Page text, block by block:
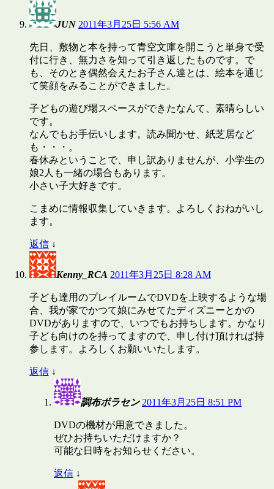
JUN 2011年3月25日 5:56 AM
先日、敷物と本を持って青空文庫を開こうと単身で受
付に行き、無力さを知って引き返したものです。で
も、そのとき偶然会えたお子さん達とは、絵本を通じ
て笑顔をみることができました。
子どもの遊び場スペースができたなんて、素晴らしい
です。
なんでもお手伝いします。読み聞かせ、紙芝居など
も・・・。
春休みということで、申し訳ありませんが、小学生の
娘2人も一緒の場合もあります。
小さい子大好きです。
こまめに情報収集していきます。よろしくおねがいし
ます。
返信 ↓
Kenny_RCA 2011年3月25日 8:28 AM
子ども達用のプレイルームでDVDを上映するような場
合、我が家でかつて娘にみせてたディズニーとかの
DVDがありますので、いつでもお持ちします。かなり
子ども向けのを持ってますので、申し付け頂ければ持
参します。よろしくお願いいたします。
返信 ↓
調布ボラセン 2011年3月25日 8:51 PM
DVDの機材が用意できました。
ぜひお持ちいただけますか？
可能な日時をお知らせください。
返信 ↓